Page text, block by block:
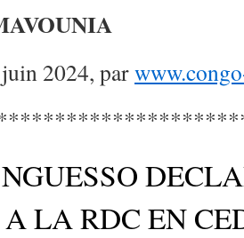
2024, par
LA RDC EN